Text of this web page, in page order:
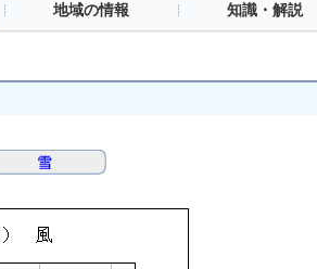
地域の情報 知識・解説